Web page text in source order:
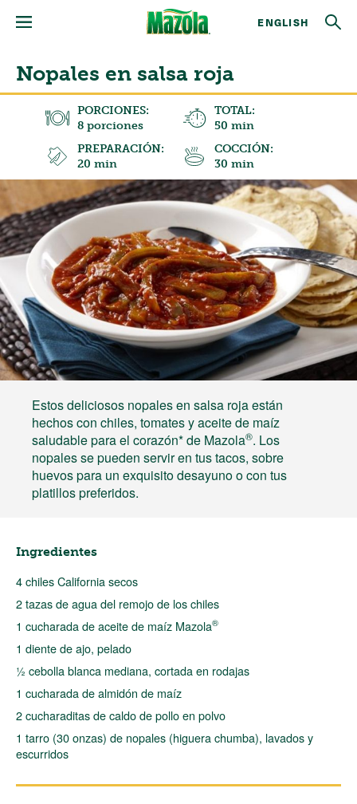
ENGLISH
Estos deliciosos nopales en salsa roja están
hechos con chiles, tomates y aceite de maíz
saludable para el corazón* de Mazola®. Los
nopales se pueden servir en tus tacos, sobre
huevos para un exquisito desayuno o con tus
platillos preferidos.
Nopales en salsa roja
PORCIONES:
8 porciones
TOTAL:
50 min
PREPARACIÓN:
20 min
COCCIÓN:
30 min
Ingredientes
4 chiles California secos
2 tazas de agua del remojo de los chiles
1 cucharada de aceite de maíz Mazola®
1 diente de ajo, pelado
½ cebolla blanca mediana, cortada en rodajas
1 cucharada de almidón de maíz
2 cucharaditas de caldo de pollo en polvo
1 tarro (30 onzas) de nopales (higuera chumba), lavados y
escurridos